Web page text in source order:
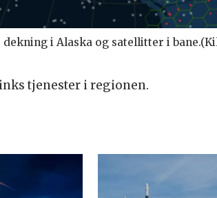
i Alaska og satellitter i
tjenester i regionen.